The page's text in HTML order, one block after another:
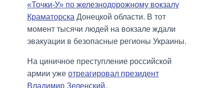
«Точки-У» по железнодорожному вокзалу
Краматорска Донецкой области. В тот
момент тысячи людей на вокзале ждали
эвакуации в безопасные регионы Украины.
На циничное преступление российской
армии уже отреагировал президент
Владимир Зеленский.